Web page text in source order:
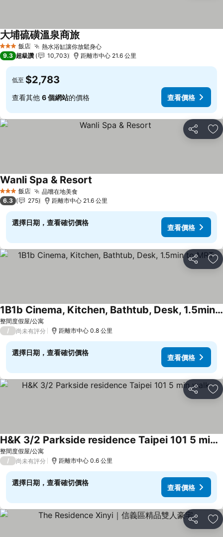
3 星級 飯店 熱水浴缸讓你放鬆身心查看價格
大埔硫磺溫泉商旅查看價格
9.3 超級讚 10,703 距離市中心 21.6 公里
低至 $2,783
查看其他 6 個網站的價格 查看價格
分享 加
3 星級 飯店 品嚐在地美食查看價格
Wanli Spa & Resort
6.3 275 距離市中心 21.6 公里
選擇日期，查看確切價格
查看價格
分享 加
整間度假屋/公寓
1B1b Cinema, Kitchen, Bathtub, Desk, 1.5min to MRT
查看價格
/ 尚未有評分 距離市中心 0.8 公里
選擇日期，查看確切價格
查看價格
分享 加
整間度假屋/公寓
H&K 3/2 Parkside residence Taipei 101 5 min walk
查看價格
/ 尚未有評分 距離市中心 0.6 公里
選擇日期，查看確切價格
查看價格
分享 加